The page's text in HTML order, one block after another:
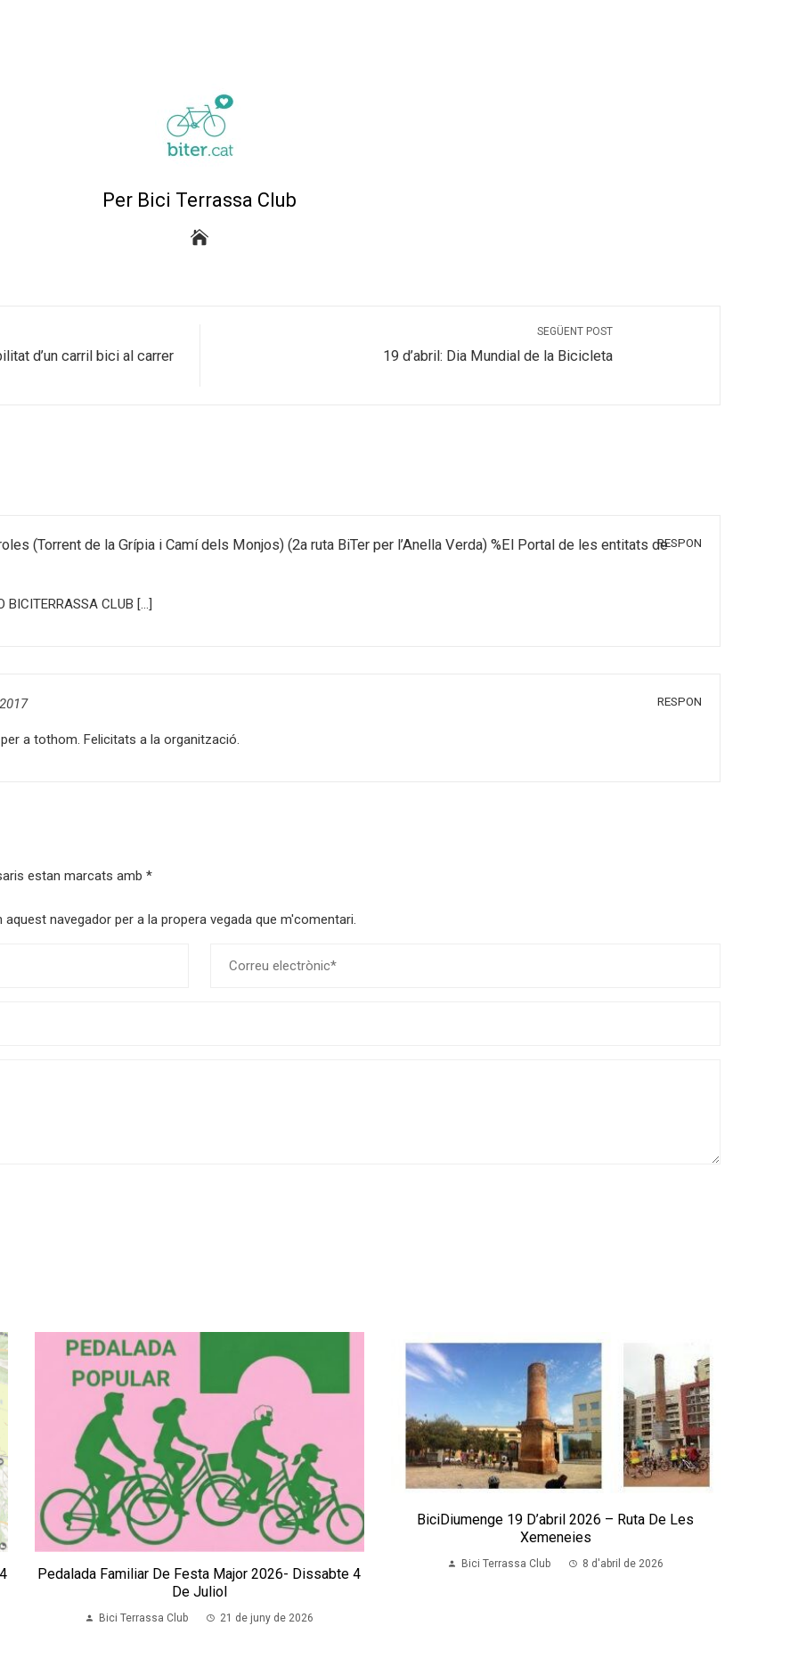
Per Bici Terrassa Club
d’un carril bici al carrer
SEGÜENT POST
19 d’abril: Dia Mundial de la Bicicleta
(Torrent de la Grípia i Camí dels Monjos) (2a ruta BiTer per l’Anella Verda) %El Portal de les entitats deRESPON
CLUB […]
RESPON
a tothom. Felicitats a la organització.
estan marcats amb *
navegador per a la propera vegada que m'comentari.
Pedalada Familiar De Festa Major 2026- Dissabte 4
De Juliol
Bici Terrassa Club 21 de juny de 2026
BiciDiumenge 19 D’abril 2026 – Ruta De Les
Xemeneies
Bici Terrassa Club 8 d'abril de 2026